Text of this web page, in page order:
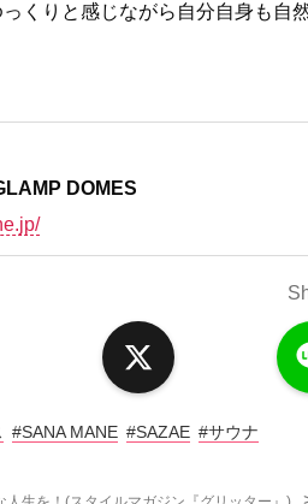
くりと感じながら自分自身も自
DOMES
#SANA MANE #SAZAE #サウナ